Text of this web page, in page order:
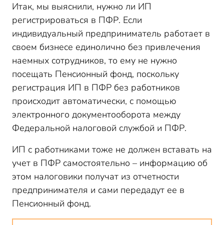
Итак, мы выяснили, нужно ли ИП
регистрироваться в ПФР. Если
индивидуальный предприниматель работает в
своем бизнесе единолично без привлечения
наемных сотрудников, то ему не нужно
посещать Пенсионный фонд, поскольку
регистрация ИП в ПФР без работников
происходит автоматически, с помощью
электронного документооборота между
Федеральной налоговой службой и ПФР.
ИП с работниками тоже не должен вставать на
учет в ПФР самостоятельно – информацию об
этом налоговики получат из отчетности
предпринимателя и сами передадут ее в
Пенсионный фонд.